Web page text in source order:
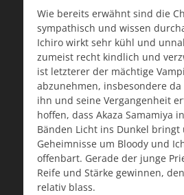
Wie bereits erwähnt sind die
sympathisch und wissen
Ichiro wirkt sehr kühl und
zumeist recht kindlich und
ist letzterer der mächtige
abzunehmen, insbesondere
ihn und seine Vergangenheit
hoffen, dass Akaza Samamiya
Bänden Licht ins Dunkel bringt
Geheimnisse um Bloody und
offenbart. Gerade der junge
Reife und Stärke gewinnen,
relativ blass.